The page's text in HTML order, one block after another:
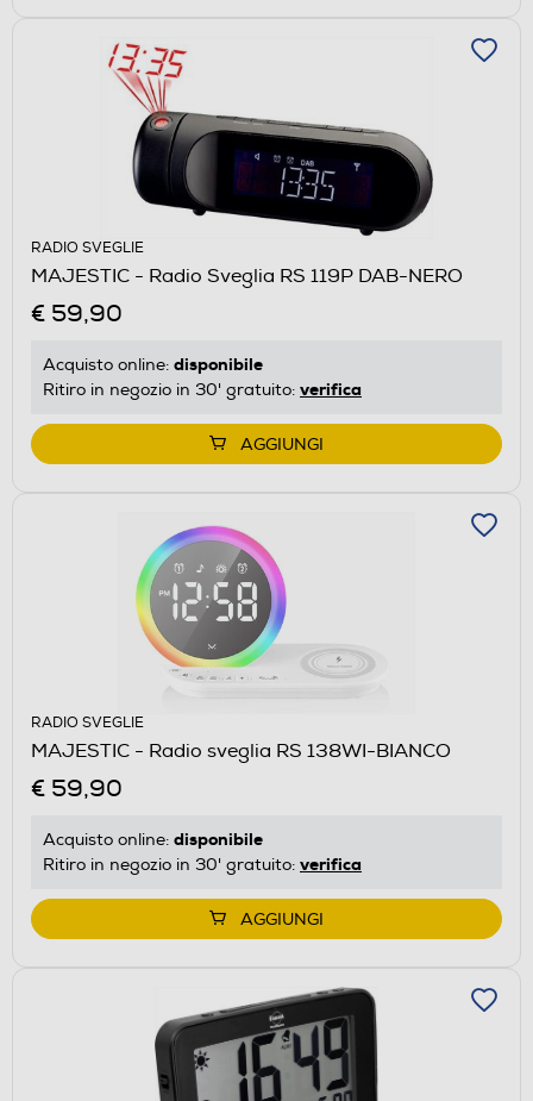
RADIO SVEGLIE
MAJESTIC - Radio Sveglia RS 119P DAB-NERO
€ 59,90
Acquisto online: disponibile
Ritiro in negozio in 30' gratuito: verifica
AGGIUNGI
RADIO SVEGLIE
MAJESTIC - Radio sveglia RS 138WI-BIANCO
€ 59,90
Acquisto online: disponibile
Ritiro in negozio in 30' gratuito: verifica
AGGIUNGI